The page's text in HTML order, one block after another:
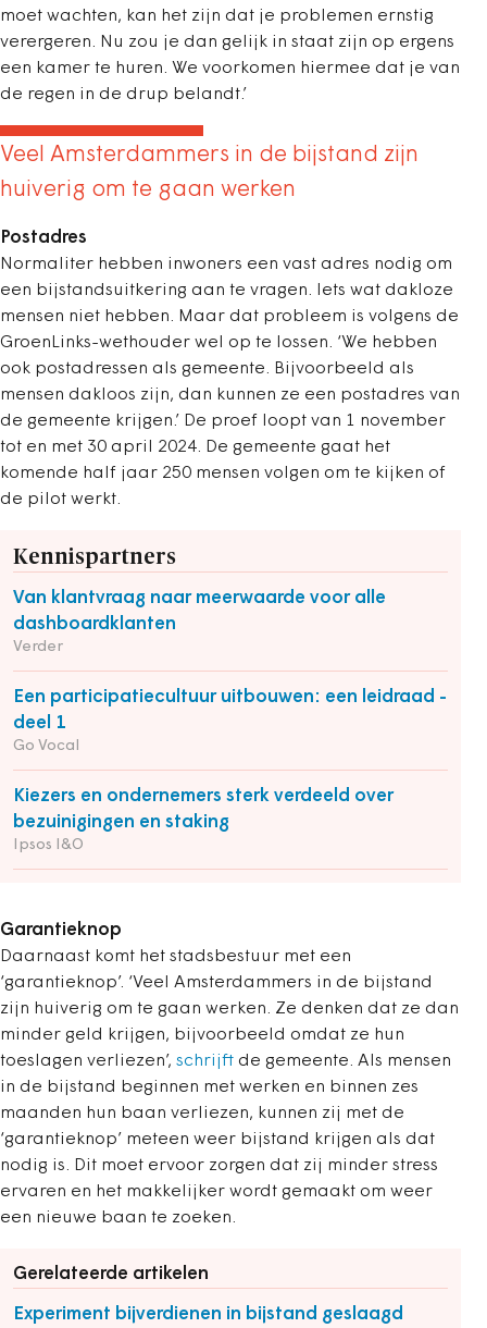
moet wachten, kan het zijn dat je problemen ernstig
verergeren. Nu zou je dan gelijk in staat zijn op ergens
een kamer te huren. We voorkomen hiermee dat je van
de regen in de drup belandt.’
Veel Amsterdammers in de bijstand zijn
huiverig om te gaan werken
Postadres
Normaliter hebben inwoners een vast adres nodig om
een bijstandsuitkering aan te vragen. Iets wat dakloze
mensen niet hebben. Maar dat probleem is volgens de
GroenLinks-wethouder wel op te lossen. ‘We hebben
ook postadressen als gemeente. Bijvoorbeeld als
mensen dakloos zijn, dan kunnen ze een postadres van
de gemeente krijgen.’ De proef loopt van 1 november
tot en met 30 april 2024. De gemeente gaat het
komende half jaar 250 mensen volgen om te kijken of
de pilot werkt.
Kennispartners
Van klantvraag naar meerwaarde voor alle
dashboardklanten
Verder
Een participatiecultuur uitbouwen: een leidraad -
deel 1
Go Vocal
Kiezers en ondernemers sterk verdeeld over
bezuinigingen en staking
Ipsos I&O
Garantieknop
Daarnaast komt het stadsbestuur met een
‘garantieknop’. ‘Veel Amsterdammers in de bijstand
zijn huiverig om te gaan werken. Ze denken dat ze dan
minder geld krijgen, bijvoorbeeld omdat ze hun
toeslagen verliezen’, schrijft de gemeente. Als mensen
in de bijstand beginnen met werken en binnen zes
maanden hun baan verliezen, kunnen zij met de
‘garantieknop’ meteen weer bijstand krijgen als dat
nodig is. Dit moet ervoor zorgen dat zij minder stress
ervaren en het makkelijker wordt gemaakt om weer
een nieuwe baan te zoeken.
Gerelateerde artikelen
Experiment bijverdienen in bijstand geslaagd